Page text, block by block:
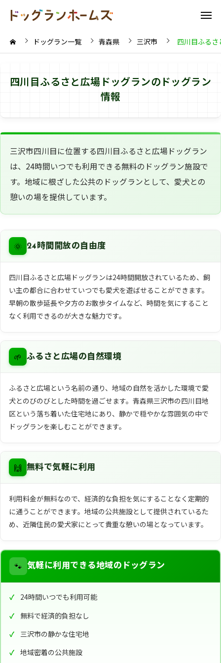
ドッグラン一覧 青森県 三沢市 四川目ふる
四川目ふるさと広場ドッグランのドッグラン
情報
三沢市四川目に位置する四川目ふるさと広場ドッグラン
は、24時間いつでも利用できる無料のドッグラン施設で
す。地域に根ざした公共のドッグランとして、愛犬との
憩いの場を提供しています。
🌞 24時間開放の自由度
四川目ふるさと広場ドッグランは24時間開放されているため、飼
い主の都合に合わせていつでも愛犬を遊ばせることができます。
早朝の散歩延長や夕方のお散歩タイムなど、時間を気にすること
なく利用できるのが大きな魅力です。
🌱 ふるさと広場の自然環境
ふるさと広場という名前の通り、地域の自然を活かした環境で愛
犬とのびのびとした時間を過ごせます。青森県三沢市の四川目地
区という落ち着いた住宅地にあり、静かで穏やかな雰囲気の中で
ドッグランを楽しむことができます。
🙌 無料で気軽に利用
利用料金が無料なので、経済的な負担を気にすることなく定期的
に通うことができます。地域の公共施設として提供されているた
め、近隣住民の愛犬家にとって貴重な憩いの場となっています。
🐾 気軽に利用できる地域のドッグラン
24時間いつでも利用可能
無料で経済的負担なし
三沢市の静かな住宅地
地域密着の公共施設